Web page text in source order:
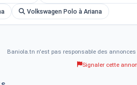
Volkswagen Polo à Ariana
Baniola.tn n'est pas responsable des
Signaler cette